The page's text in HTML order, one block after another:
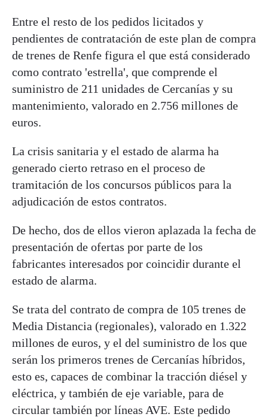
Entre el resto de los pedidos licitados y
pendientes de contratación de este plan de compra
de trenes de Renfe figura el que está considerado
como contrato 'estrella', que comprende el
suministro de 211 unidades de Cercanías y su
mantenimiento, valorado en 2.756 millones de
euros.
La crisis sanitaria y el estado de alarma ha
generado cierto retraso en el proceso de
tramitación de los concursos públicos para la
adjudicación de estos contratos.
De hecho, dos de ellos vieron aplazada la fecha de
presentación de ofertas por parte de los
fabricantes interesados por coincidir durante el
estado de alarma.
Se trata del contrato de compra de 105 trenes de
Media Distancia (regionales), valorado en 1.322
millones de euros, y el del suministro de los que
serán los primeros trenes de Cercanías híbridos,
esto es, capaces de combinar la tracción diésel y
eléctrica, y también de eje variable, para de
circular también por líneas AVE. Este pedido